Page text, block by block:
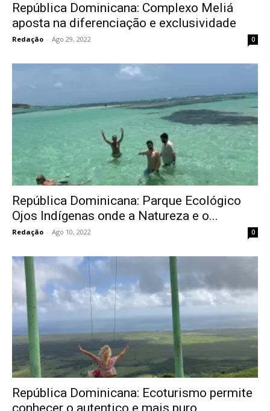
República Dominicana: Complexo Meliá
aposta na diferenciação e exclusividade
Redação - Ago 29, 2022 0
República Dominicana: Parque Ecológico
Ojos Indígenas onde a Natureza e o...
Redação - Ago 10, 2022 0
República Dominicana: Ecoturismo permite